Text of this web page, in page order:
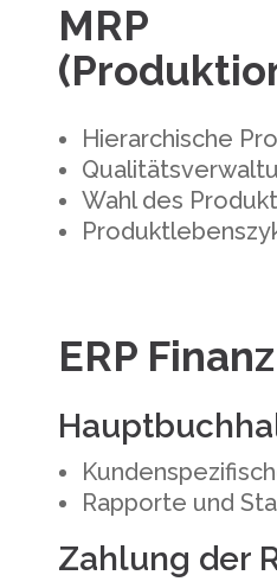
MRP
Hierarchische
Wahl des
ERP Finanz
Rapporte und
Zahlung der